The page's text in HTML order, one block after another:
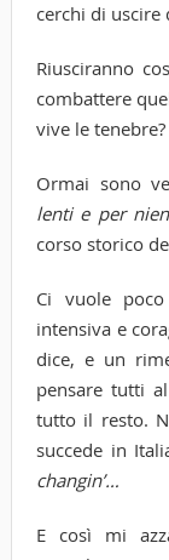
cerchi di uscire
Riusciranno
combattere
vive le
Ormai sono
lenti e per
corso storico
Ci vuole
intensiva e
dice, e un
pensare tutti
tutto il resto.
succede in
changin’…
E così mi